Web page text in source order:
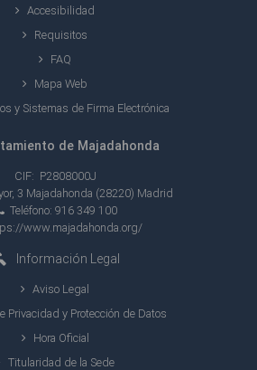
Accesibilidad
Requisitos
FAQ
Mapa Web
y Sistemas de Firma Electrónica
de Majadahonda
CIF: P2808000J
3 Majadahonda (28220) Madrid
Teléfono: 916 349 100
www.majadahonda.org/
Información Legal
Aviso Legal
Privacidad y Protección de Datos
Hora Oficial
Titularidad de la Sede